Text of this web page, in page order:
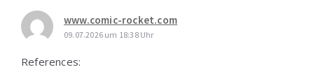
www.comic-rocket.com
09.07.2026 um 18:38 Uhr
References: